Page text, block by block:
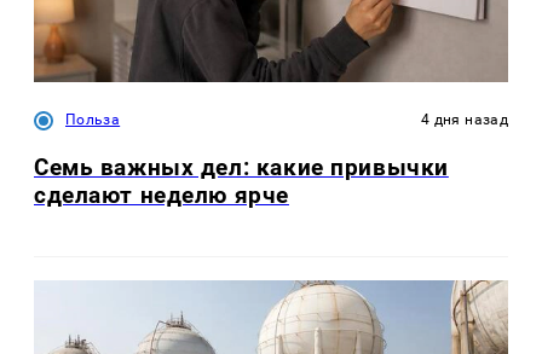
Польза 4 дня назад
Семь важных дел: какие привычки
сделают неделю ярче